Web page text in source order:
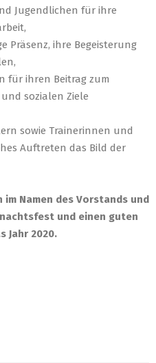
Jugendlichen für ihre
Präsenz, ihre Begeisterung
für ihren Beitrag zum
sozialen Ziele
sowie Trainerinnen und
Auftreten das Bild der
Namen des Vorstands und
und einen guten
Jahr 2020.